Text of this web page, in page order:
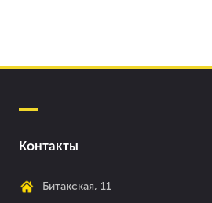
Контакты
Битакская, 11